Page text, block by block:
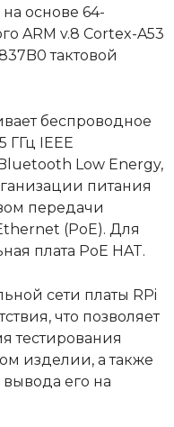
основе 64-
ARM v.8 Cortex-A53
тактовой
беспроводное
ГГц IEEE
Low Energy,
питания
передачи
(PoE). Для
плата PoE HAT.
сети платы RPi
что позволяет
тестирования
изделии, а также
его на